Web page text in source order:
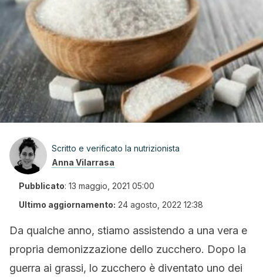
Scritto e verificato la nutrizionista
Anna Vilarrasa
Pubblicato: 13 maggio, 2021 05:00
Ultimo aggiornamento: 24 agosto, 2022 12:38
Da qualche anno, stiamo assistendo a una vera e
propria demonizzazione dello zucchero. Dopo la
guerra ai grassi, lo zucchero è diventato uno dei